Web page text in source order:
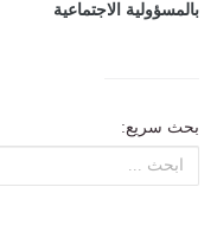
بالمسؤولية الاجتماعية
بحث سريع: